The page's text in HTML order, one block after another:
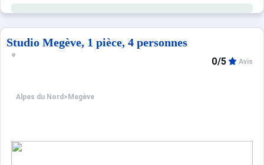
Ce logement de 60m² bénéficie d'un balcon, d'une
Studio Megève, 1 pièce, 4 personnes
Alpes du Nord > Megève
0/5 Avis